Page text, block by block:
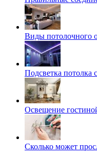
Виды потолочного
Подсветка потолка
Освещение
Сколько может